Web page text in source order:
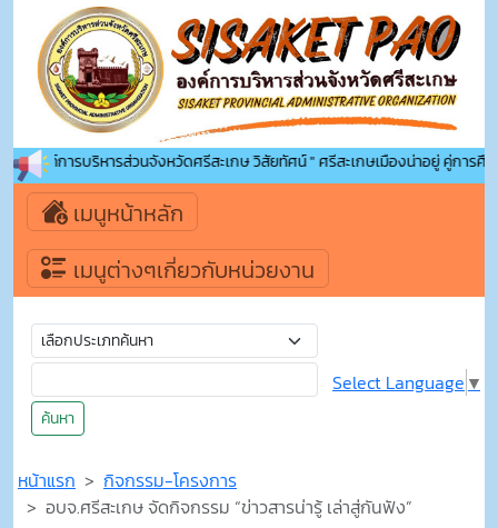
สู่องค์การบริหารส่วนจังหวัดศรีสะเกษ วิสัยทัศน์ " ศรีสะเกษเมืองน่าอยู่ คู่การศึก
เมนูหน้าหลัก
เมนูต่างๆเกี่ยวกับหน่วยงาน
ค้นหา
Select Language ▼
หน้าแรก
กิจกรรม-โครงการ
อบจ.ศรีสะเกษ จัดกิจกรรม “ข่าวสารน่ารู้ เล่าสู่กันฟัง”